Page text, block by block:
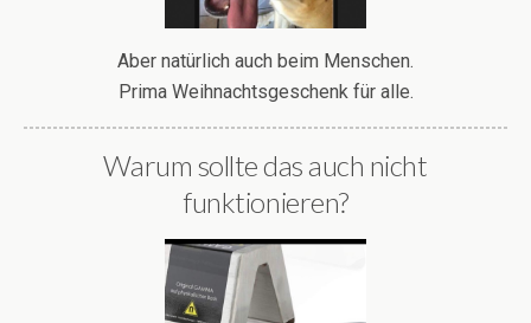
Aber natürlich auch beim Menschen.
Prima Weihnachtsgeschenk für alle.
Warum sollte das auch nicht
funktionieren?